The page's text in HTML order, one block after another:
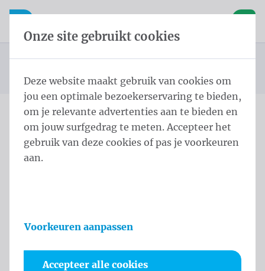
Inhoud overslaan
Taalkeuze overslaan
Open mobiele navigatie
U bevindt zich hier:
Publiciteitsvlaggen
Mastvlaggen 100x150 cm Tricoflag Polyester
Mastvlaggen 100x150 cm
Tricoflag Polyester
Onze site gebruikt cookies
Deze website maakt gebruik van cookies om
jou een optimale bezoekerservaring te bieden,
om je relevante advertenties aan te bieden en
om jouw surfgedrag te meten. Accepteer het
gebruik van deze cookies of pas je voorkeuren
aan.
Voorkeuren aanpassen
Accepteer alle cookies